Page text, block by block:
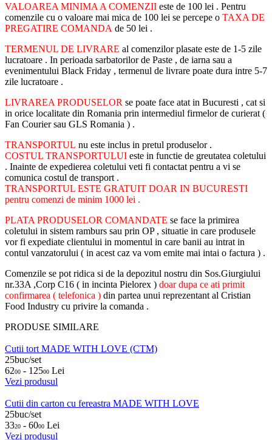
VALOAREA MINIMA A COMENZII este de 100 lei . Pentru
comenzile cu o valoare mai mica de 100 lei se percepe o TAXA DE
PREGATIRE COMANDA de 50 lei .
TERMENUL DE LIVRARE al comenzilor plasate este de 1-5 zile
lucratoare . In perioada sarbatorilor de Paste , de iarna sau a
evenimentului Black Friday , termenul de livrare poate dura intre 5-7
zile lucratoare .
LIVRAREA PRODUSELOR se poate face atat in Bucuresti , cat si
in orice localitate din Romania prin intermediul firmelor de curierat (
Fan Courier sau GLS Romania ) .
TRANSPORTUL nu este inclus in pretul produselor .
COSTUL TRANSPORTULUI este in functie de greutatea coletului
. Inainte de expedierea coletului veti fi contactat pentru a vi se
comunica costul de transport .
TRANSPORTUL ESTE GRATUIT DOAR IN BUCURESTI
pentru comenzi de minim 1000 lei .
PLATA PRODUSELOR COMANDATE se face la primirea
coletului in sistem ramburs sau prin OP , situatie in care produsele
vor fi expediate clientului in momentul in care banii au intrat in
contul vanzatorului ( in acest caz va vom emite mai intai o factura ) .
Comenzile se pot ridica si de la depozitul nostru din Sos.Giurgiului
nr.33A ,Corp C16 ( in incinta Pielorex ) doar dupa ce ati primit
confirmarea ( telefonica ) din partea unui reprezentant al Cristian
Food Industry cu privire la comanda .
PRODUSE SIMILARE
Cutii tort MADE WITH LOVE (CTM)
25buc/set
6200 - 12500 Lei
Vezi produsul
Cutii din carton cu fereastra MADE WITH LOVE
25buc/set
3320 - 6000 Lei
Vezi produsul